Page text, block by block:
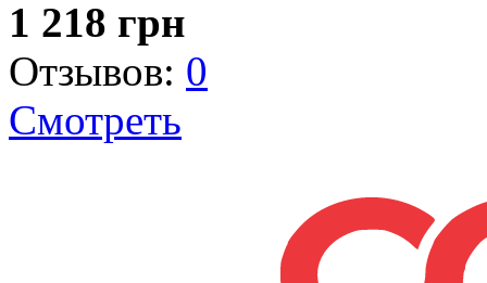
1 218 грн
Отзывов: 0
Смотреть